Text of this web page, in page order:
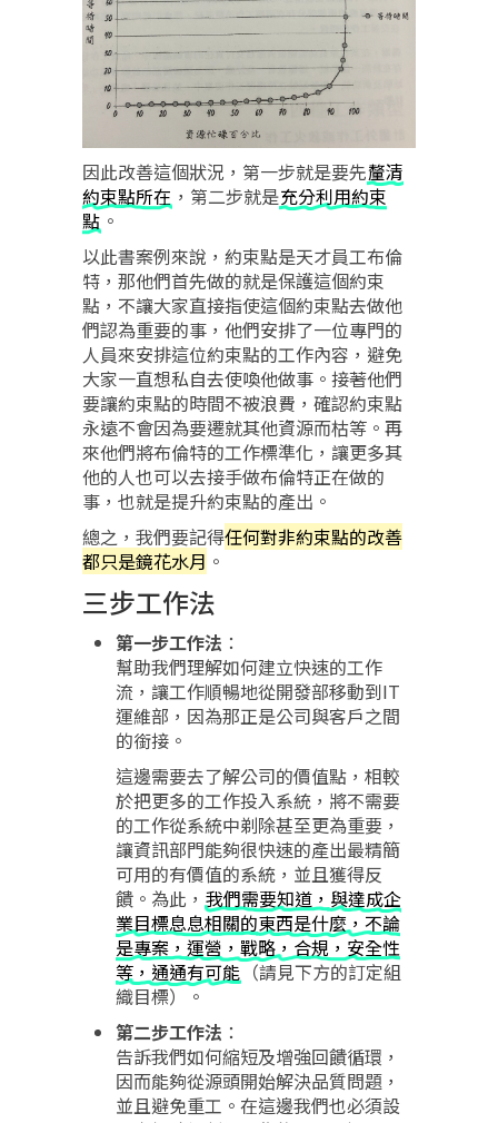
因此改善這個狀況，第一步就是要先釐清
約束點所在 ，第二步就是充分利用約束
點 。
以此書案例來說，約束點是天才員工布倫
特，那他們首先做的就是保護這個約束
點，不讓大家直接指使這個約束點去做他
們認為重要的事，他們安排了一位專門的
人員來安排這位約束點的工作內容，避免
大家一直想私自去使喚他做事。接著他們
要讓約束點的時間不被浪費，確認約束點
永遠不會因為要遷就其他資源而枯等。再
來他們將布倫特的工作標準化，讓更多其
他的人也可以去接手做布倫特正在做的
事，也就是提升約束點的產出。
總之，我們要記得任何對非約束點的改善
都只是鏡花水月 。
三步工作法
第一步工作法 ：
幫助我們理解如何建立快速的工作
流，讓工作順暢地從開發部移動到IT
運維部，因為那正是公司與客戶之間
的銜接。
這邊需要去了解公司的價值點，相較
於把更多的工作投入系統，將不需要
的工作從系統中剃除甚至更為重要，
讓資訊部門能夠很快速的產出最精簡
可用的有價值的系統，並且獲得反
饋。為此， 我們需要知道，與達成企
業目標息息相關的東西是什麼，不論
是專案，運營，戰略，合規，安全性
等，通通有可能 （請見下方的訂定組
織目標）。
第二步工作法 ：
告訴我們如何縮短及增強回饋循環，
因而能夠從源頭開始解決品質問題，
並且避免重工。在這邊我們也必須設